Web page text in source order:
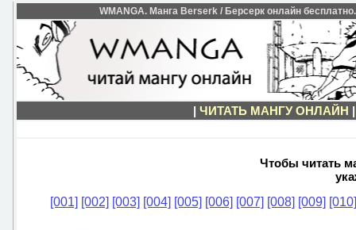
WMANGA. Манга Berserk / Берсерк онлайн
| ЧИТАТЬ МАНГУ ОНЛАЙН
Чтобы читать
[001] [002] [003] [004] [005] [006] [007] [008] [009] [010]